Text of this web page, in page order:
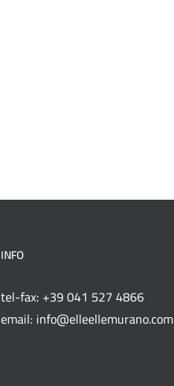
INFO
tel-fax: +39 041 527 4866
email: info@elleellemurano.com